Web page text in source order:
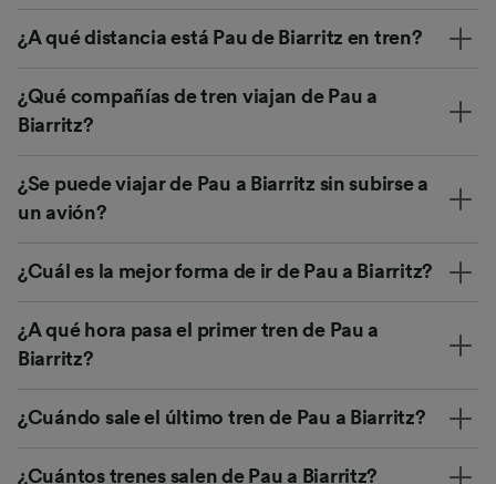
¿A qué distancia está Pau de Biarritz en tren?
¿Qué compañías de tren viajan de Pau a
Biarritz?
¿Se puede viajar de Pau a Biarritz sin subirse a
un avión?
¿Cuál es la mejor forma de ir de Pau a Biarritz?
¿A qué hora pasa el primer tren de Pau a
Biarritz?
¿Cuándo sale el último tren de Pau a Biarritz?
¿Cuántos trenes salen de Pau a Biarritz?